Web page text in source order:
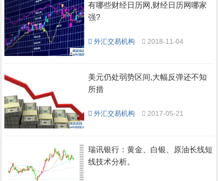
有哪些财经日历网,财经日历网哪家
强?
外汇交易机构 2018-11-04
美元仍处弱势区间,大幅反弹还不知
所措
外汇交易机构 2017-05-21
瑞讯银行：黄金、白银、原油长线短
线技术分析。